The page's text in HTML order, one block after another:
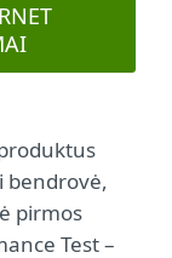
bendrovė,
pirmos
Test –